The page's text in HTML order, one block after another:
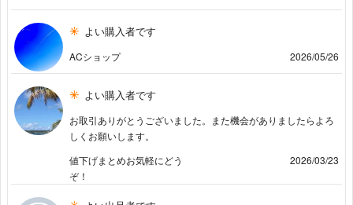
よい購入者です
ACショップ 2026/05/26
よい購入者です
お取引ありがとうございました。また機会がありましたらよろ
しくお願いします。
値下げまとめお気軽にどう
ぞ！
2026/03/23